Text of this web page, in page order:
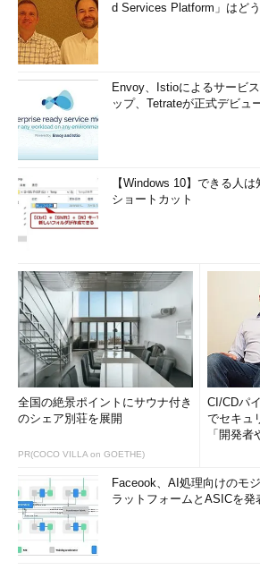
d Services Platform」はど
Envoy、Istioによるサービ
ップ、Tetrateが正式デビュ
【Windows 10】できる人
ショートカット
全国の絶景ポイントにサウナ付き
のシェア別荘を展開
PR(COCO VILLA on GOETHE)
CI/CDパ
でセキュ
「開発
Faceook、AI処理向けのモ
ラットフォームとASICを発